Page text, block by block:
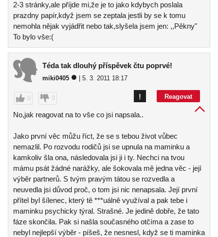
2-3 stránky,ale příjde mi,že je to jako kdybych poslala
prazdny papír,když jsem se zeptala jestli by se k tomu
nemohla nějak vyjádřit nebo tak,slyšela jsem jen: ,,Pěkny"
To bylo vše:(
Téda tak dlouhý příspěvek čtu poprvé!
miki0405 | 5. 3. 2011 18:17
0 0 Reagovat
!
No,jak reagovat na to vše co jsi napsala..
Jako první věc můžu říct, že se s tebou život vůbec
nemazlil. Po rozvodu rodičů jsi se upnula na maminku a
kamkoliv šla ona, následovala jsi ji i ty. Nechci na tvou
mámu psát žádné narážky, ale šokovala mě jedna věc - její
výběr partnerů. S tvým pravým tátou se rozvedla a
neuvedla jsi důvod proč, o tom jsi nic nenapsala. Její první
přítel byl šílenec, který tě ***uálně využíval a pak tebe i
maminku psychicky týral. Strašné. Je jedině dobře, že tato
fáze skončila. Pak si našla současného otčíma a zase to
nebyl nejlepší výběr - píšeš, že nesnesl, když se ti maminka